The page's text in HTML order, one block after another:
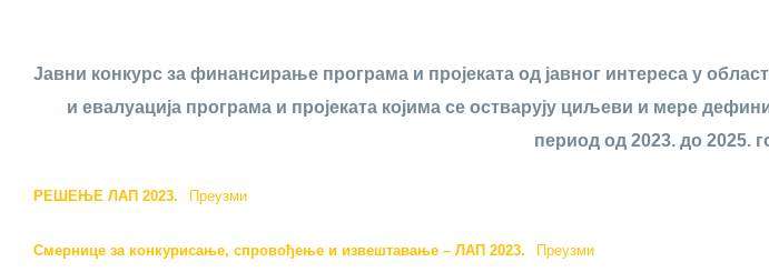
Јавни конкурс за финансирање програма и пројеката од јавног интереса у
и евалуација програма и пројеката којима се остварују циљеви и мере
период од 2023. до 2025.
РЕШЕЊЕ ЛАП 2023. Преузми
Смернице за конкурисање, спровођење и извештавање – ЛАП 2023. Преузми